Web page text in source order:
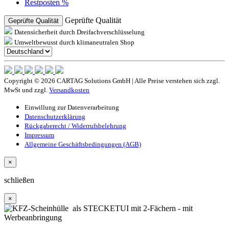
Restposten %
Geprüfte Qualität Geprüfte Qualität
Datensicherheit durch Dreifachverschlüsselung
Umweltbewusst durch klimaneutralen Shop
Copyright © 2026 CARTAG Solutions GmbH | Alle Preise verstehen sich zzgl.
MwSt und zzgl. Versandkosten
Einwillung zur Datenverarbeitung
Datenschutzerklärung
Rückgaberecht / Widerrufsbelehrung
Impressum
Allgemeine Geschäftsbedingungen (AGB)
×
schließen
×